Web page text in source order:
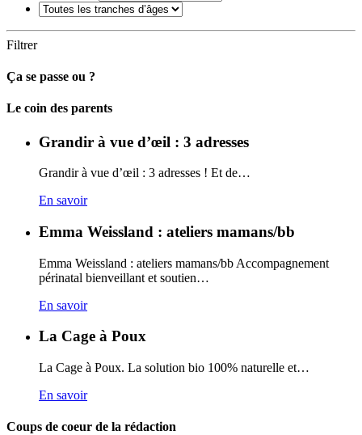
Filtrer
Ça se passe ou ?
Carto
Le coin des parents
Grandir à vue d’œil : 3 adresses
Grandir à vue d’œil : 3 adresses ! Et de…
En savoir
Emma Weissland : ateliers mamans/bb
Emma Weissland : ateliers mamans/bb Accompagnement
périnatal bienveillant et soutien…
En savoir
La Cage à Poux
La Cage à Poux. La solution bio 100% naturelle et…
En savoir
Coups de coeur de la rédaction